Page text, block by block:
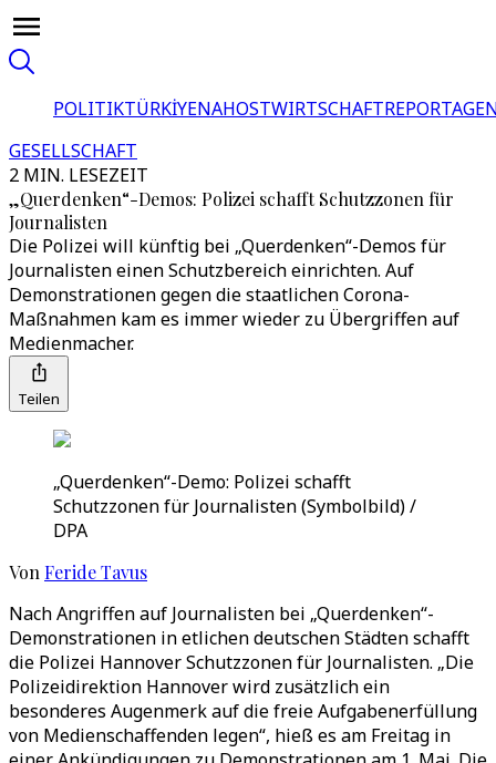
POLITIKTÜRKİYENAHOSTWIRTSCHAFT
GESELLSCHAFT
2 MIN. LESEZEIT
„Querdenken“-Demos: Polizei schafft Schutzzonen für
Journalisten
Die Polizei will künftig bei „Querdenken“-Demos für
Journalisten einen Schutzbereich einrichten. Auf
Demonstrationen gegen die staatlichen Corona-
Maßnahmen kam es immer wieder zu Übergriffen auf
Medienmacher.
Teilen
„Querdenken“-Demo: Polizei schafft
Schutzzonen für Journalisten (Symbolbild) /
DPA
Von Feride Tavus
Nach Angriffen auf Journalisten bei „Querdenken“-
Demonstrationen in etlichen deutschen Städten schafft
die Polizei Hannover Schutzzonen für Journalisten. „Die
Polizeidirektion Hannover wird zusätzlich ein
besonderes Augenmerk auf die freie Aufgabenerfüllung
von Medienschaffenden legen“, hieß es am Freitag in